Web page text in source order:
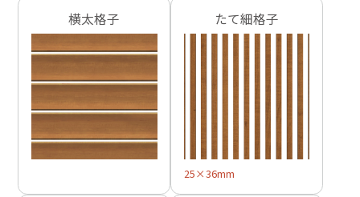
横太格子 たて細格子
25×36mm